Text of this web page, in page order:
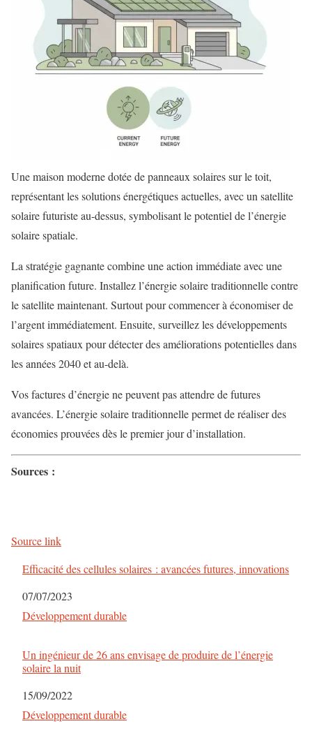
Une maison moderne dotée de panneaux solaires sur le toit,
représentant les solutions énergétiques actuelles, avec un satellite
solaire futuriste au-dessus, symbolisant le potentiel de l’énergie
solaire spatiale.
La stratégie gagnante combine une action immédiate avec une
planification future. Installez l’énergie solaire traditionnelle contre
le satellite maintenant. Surtout pour commencer à économiser de
l’argent immédiatement. Ensuite, surveillez les développements
solaires spatiaux pour détecter des améliorations potentielles dans
les années 2040 et au-delà.
Vos factures d’énergie ne peuvent pas attendre de futures
avancées. L’énergie solaire traditionnelle permet de réaliser des
économies prouvées dès le premier jour d’installation.
Sources :
Source link
Efficacité des cellules solaires : avancées futures, innovations
Date
07/07/2023
Par rapport à
Développement durable
Un ingénieur de 26 ans envisage de produire de l’énergie
solaire la nuit
Date
15/09/2022
Par rapport à
Développement durable